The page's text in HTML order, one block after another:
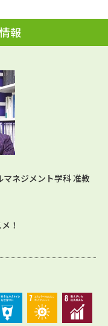
報
ネジメント学科 准教
！